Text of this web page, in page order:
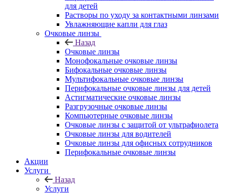
для детей
Растворы по уходу за контактными линзами
Увлажняющие капли для глаз
Очковые линзы
Назад
Очковые линзы
Монофокальные очковые линзы
Бифокальные очковые линзы
Мультифокальные очковые линзы
Перифокальные очковые линзы для детей
Астигматические очковые линзы
Разгрузочные очковые линзы
Компьютерные очковые линзы
Очковые линзы с защитой от ультрафиолета
Очковые линзы для водителей
Очковые линзы для офисных сотрудников
Перифокальные очковые линзы
Акции
Услуги
Назад
Услуги